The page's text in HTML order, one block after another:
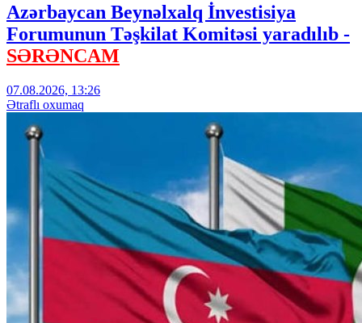
Azərbaycan Beynəlxalq İnvestisiya
Forumunun Təşkilat Komitəsi yaradılıb -
SƏRƏNCAM
07.08.2026, 13:26
Ətraflı oxumaq